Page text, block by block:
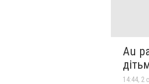
Au
14:44, 2